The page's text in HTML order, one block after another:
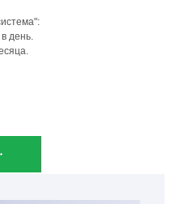
день.